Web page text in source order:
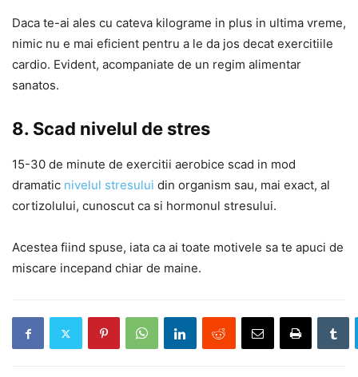
Daca te-ai ales cu cateva kilograme in plus in ultima vreme,
nimic nu e mai eficient pentru a le da jos decat exercitiile
cardio. Evident, acompaniate de un regim alimentar
sanatos.
8. Scad nivelul de stres
15-30 de minute de exercitii aerobice scad in mod
dramatic nivelul stresului din organism sau, mai exact, al
cortizolului, cunoscut ca si hormonul stresului.
Acestea fiind spuse, iata ca ai toate motivele sa te apuci de
miscare incepand chiar de maine.